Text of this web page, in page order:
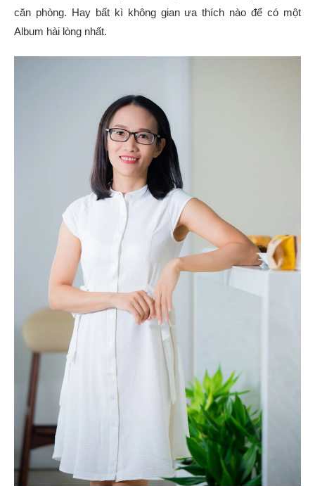
căn phòng. Hay bất kì không gian ưa thích nào để có một
Album hài lòng nhất.